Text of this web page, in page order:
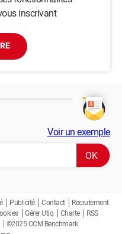
inscrivant
Voir un exemple
Publicité Contact
Recrutement
Gérer Utiq Charte
RSS
©2025 CCM Benchmark